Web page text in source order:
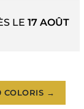
LE 17 AOÛT
COLORIS →